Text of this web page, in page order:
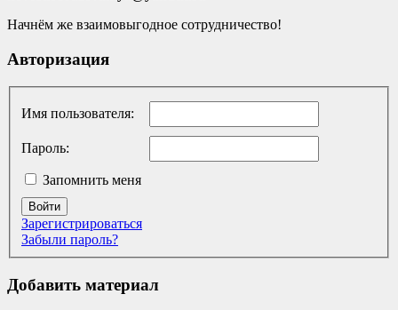
Начнём же взаимовыгодное сотрудничество!
Авторизация
Имя пользователя:
Пароль:
Запомнить меня
Войти
Зарегистрироваться
Забыли пароль?
Добавить материал